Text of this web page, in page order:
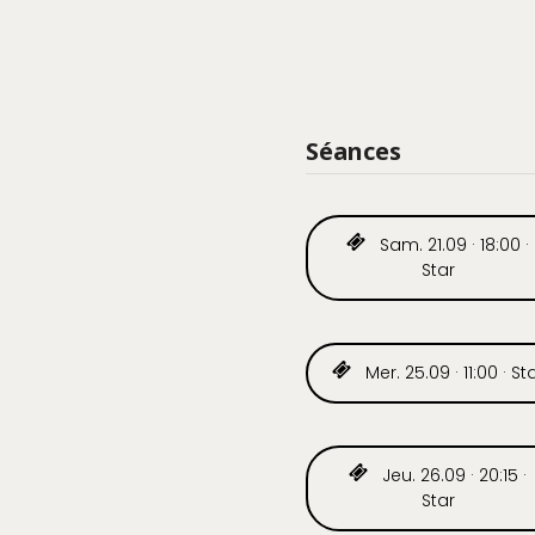
Séances
Sam. 21.09 · 18:00 ·
Star
Mer. 25.09 · 11:00 ·
Jeu. 26.09 · 20:15 ·
Star